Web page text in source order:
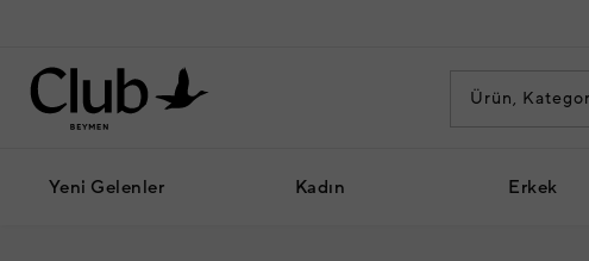
Yeni Gelenler Kadın Erkek